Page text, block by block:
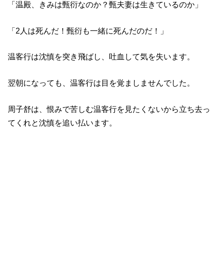
「温殿、きみは甄衍なのか？甄夫妻は生きているのか」
「2人は死んだ！甄衍も一緒に死んだのだ！」
温客行は沈慎を突き飛ばし、吐血して気を失います。
翌朝になっても、温客行は目を覚ましませんでした。
周子舒は、恨みで苦しむ温客行を見たくないから立ち去っ
てくれと沈慎を追い払います。